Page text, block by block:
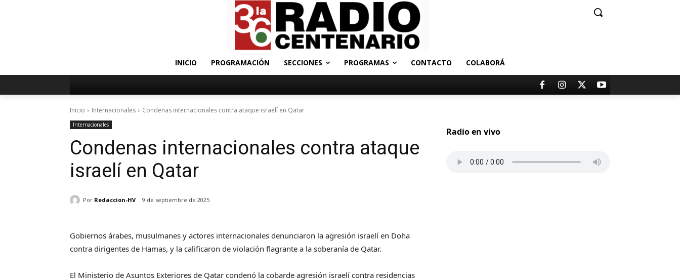
INICIO PROGRAMACIÓN SECCIONES PROGRAMAS CONTACTO COLABORÁ
Inicio Internacionales Condenas internacionales contra ataque israelí en Qatar
Internacionales
Condenas internacionales contra ataque
israelí en Qatar
Por Redaccion-HV 9 de septiembre de 2025
Gobiernos árabes, musulmanes y actores internacionales denunciaron la agresión israelí en Doha
contra dirigentes de Hamas, y la calificaron de violación flagrante a la soberanía de Qatar.
El Ministerio de Asuntos Exteriores de Qatar condenó la cobarde agresión israelí contra residencias
Radio en vivo